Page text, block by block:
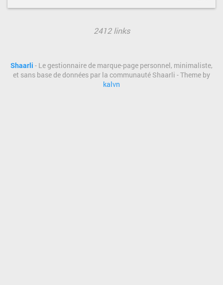
2412 links
Shaarli - Le gestionnaire de marque-page personnel, minimaliste,
et sans base de données par la communauté Shaarli - Theme by
kalvn